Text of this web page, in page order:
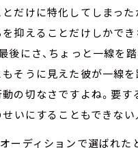
だけに特化してしまった
抑えることだけしかでき
後にさ、ちょっと一線を
そうに見えた彼が一線
の切なさですよね。要す
せいにすることもできない
ーディションで選ばれた